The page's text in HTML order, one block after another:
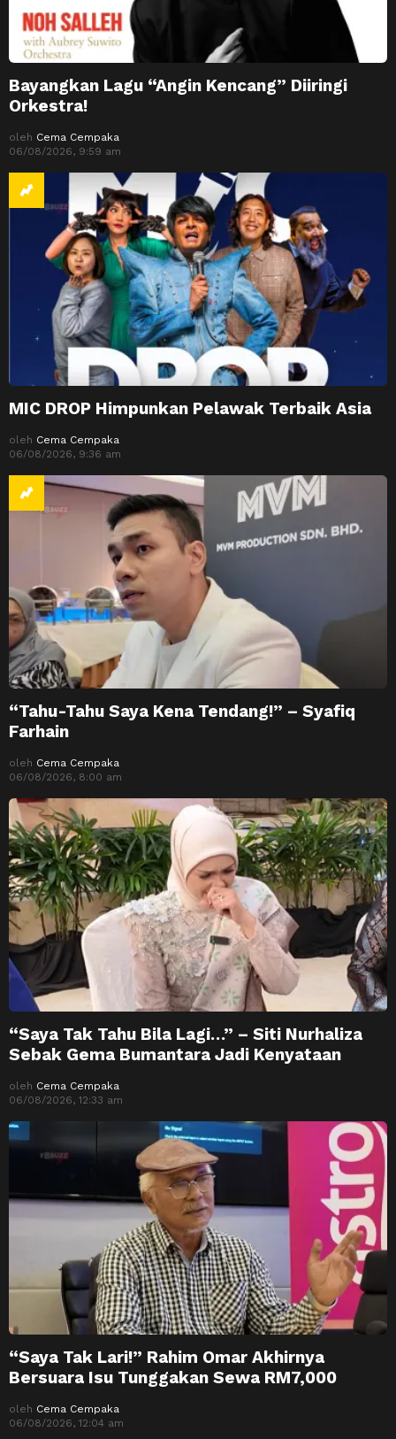
Bayangkan Lagu “Angin Kencang” Diiringi
Orkestra!
oleh Cema Cempaka
06/08/2026, 9:59 am
MIC DROP Himpunkan Pelawak Terbaik Asia
oleh Cema Cempaka
06/08/2026, 9:36 am
“Tahu-Tahu Saya Kena Tendang!” – Syafiq
Farhain
oleh Cema Cempaka
06/08/2026, 8:00 am
“Saya Tak Tahu Bila Lagi…” – Siti Nurhaliza
Sebak Gema Bumantara Jadi Kenyataan
oleh Cema Cempaka
06/08/2026, 12:33 am
“Saya Tak Lari!” Rahim Omar Akhirnya
Bersuara Isu Tunggakan Sewa RM7,000
oleh Cema Cempaka
06/08/2026, 12:04 am